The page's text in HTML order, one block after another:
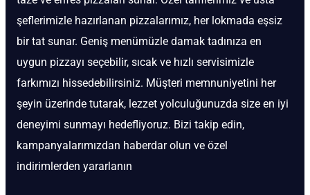
şeflerimizle hazırlanan pizzalarımız, her lokmada eşsiz
bir tat sunar. Geniş menümüzle damak tadınıza en
uygun pizzayı seçebilir, sıcak ve hızlı servisimizle
farkımızı hissedebilirsiniz. Müşteri memnuniyetini her
şeyin üzerinde tutarak, lezzet yolculuğunuzda size en iyi
deneyimi sunmayı hedefliyoruz. Bizi takip edin,
kampanyalarımızdan haberdar olun ve özel
indirimlerden yararlanın